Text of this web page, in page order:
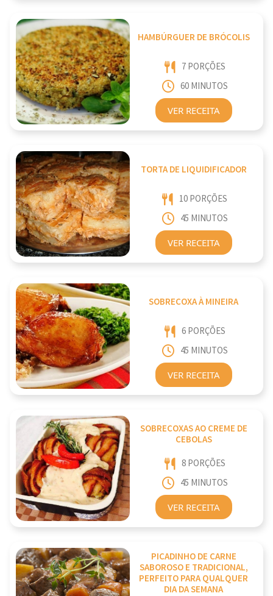
HAMBÚRGUER DE BRÓCOLIS
7 PORÇÕES
60 MINUTOS
VER RECEITA
TORTA DE LIQUIDIFICADOR
10 PORÇÕES
45 MINUTOS
VER RECEITA
SOBRECOXA À MINEIRA
6 PORÇÕES
45 MINUTOS
VER RECEITA
SOBRECOXAS AO CREME DE
CEBOLAS
8 PORÇÕES
45 MINUTOS
VER RECEITA
PICADINHO DE CARNE
SABOROSO E TRADICIONAL,
PERFEITO PARA QUALQUER
DIA DA SEMANA